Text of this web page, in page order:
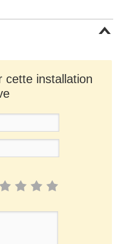
cette installation